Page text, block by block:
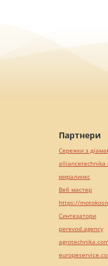
Партнери
Сережки з
миралинкс
Веб мастер
https://
Синтезатори
perevod.agency